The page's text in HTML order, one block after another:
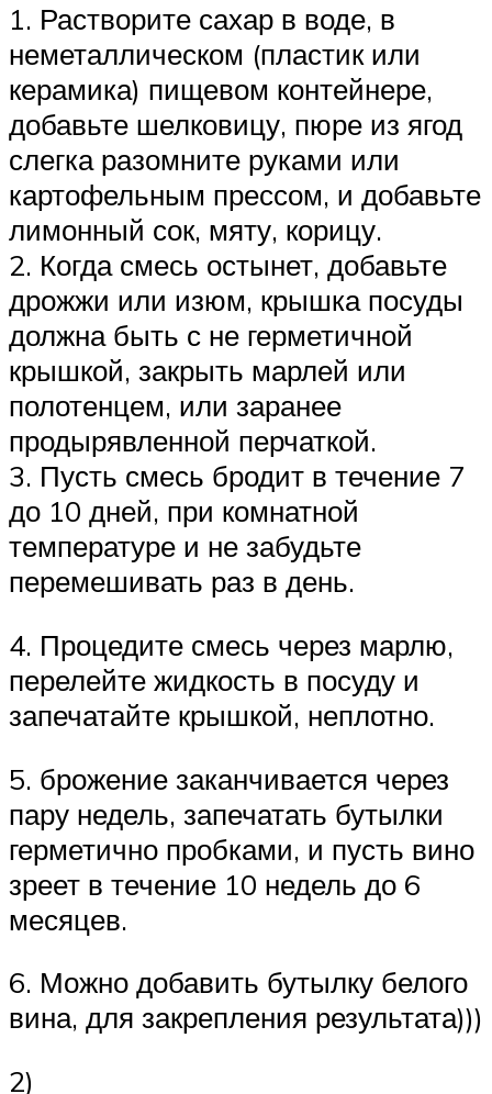
1. Растворите сахар в воде, в
неметаллическом (пластик или
керамика) пищевом контейнере,
добавьте шелковицу, пюре из ягод
слегка разомните руками или
картофельным прессом, и добавьте
лимонный сок, мяту, корицу.
2. Когда смесь остынет, добавьте
дрожжи или изюм, крышка посуды
должна быть с не герметичной
крышкой, закрыть марлей или
полотенцем, или заранее
продырявленной перчаткой.
3. Пусть смесь бродит в течение 7
до 10 дней, при комнатной
температуре и не забудьте
перемешивать раз в день.
4. Процедите смесь через марлю,
перелейте жидкость в посуду и
запечатайте крышкой, неплотно.
5. брожение заканчивается через
пару недель, запечатать бутылки
герметично пробками, и пусть вино
зреет в течение 10 недель до 6
месяцев.
6. Можно добавить бутылку белого
вина, для закрепления результата)))
2)